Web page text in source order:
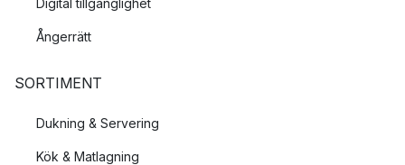
Digital tillgänglighet
Ångerrätt
SORTIMENT
Dukning & Servering
Kök & Matlagning